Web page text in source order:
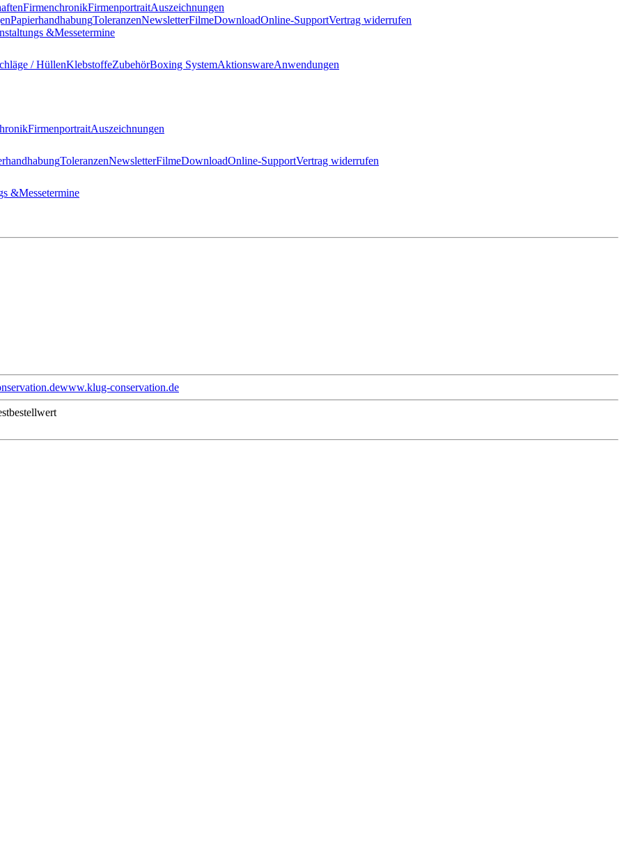
FirmenchronikFirmenportraitAuszeichnungen
PapierhandhabungToleranzenNewsletterFilmeDownloadOnline-SupportVertrag widerrufen
&Messetermine
/ HüllenKlebstoffeZubehörBoxing SystemAktionswareAnwendungen
FirmenportraitAuszeichnungen
ToleranzenNewsletterFilmeDownloadOnline-SupportVertrag widerrufen
&Messetermine
www.klug-conservation.de